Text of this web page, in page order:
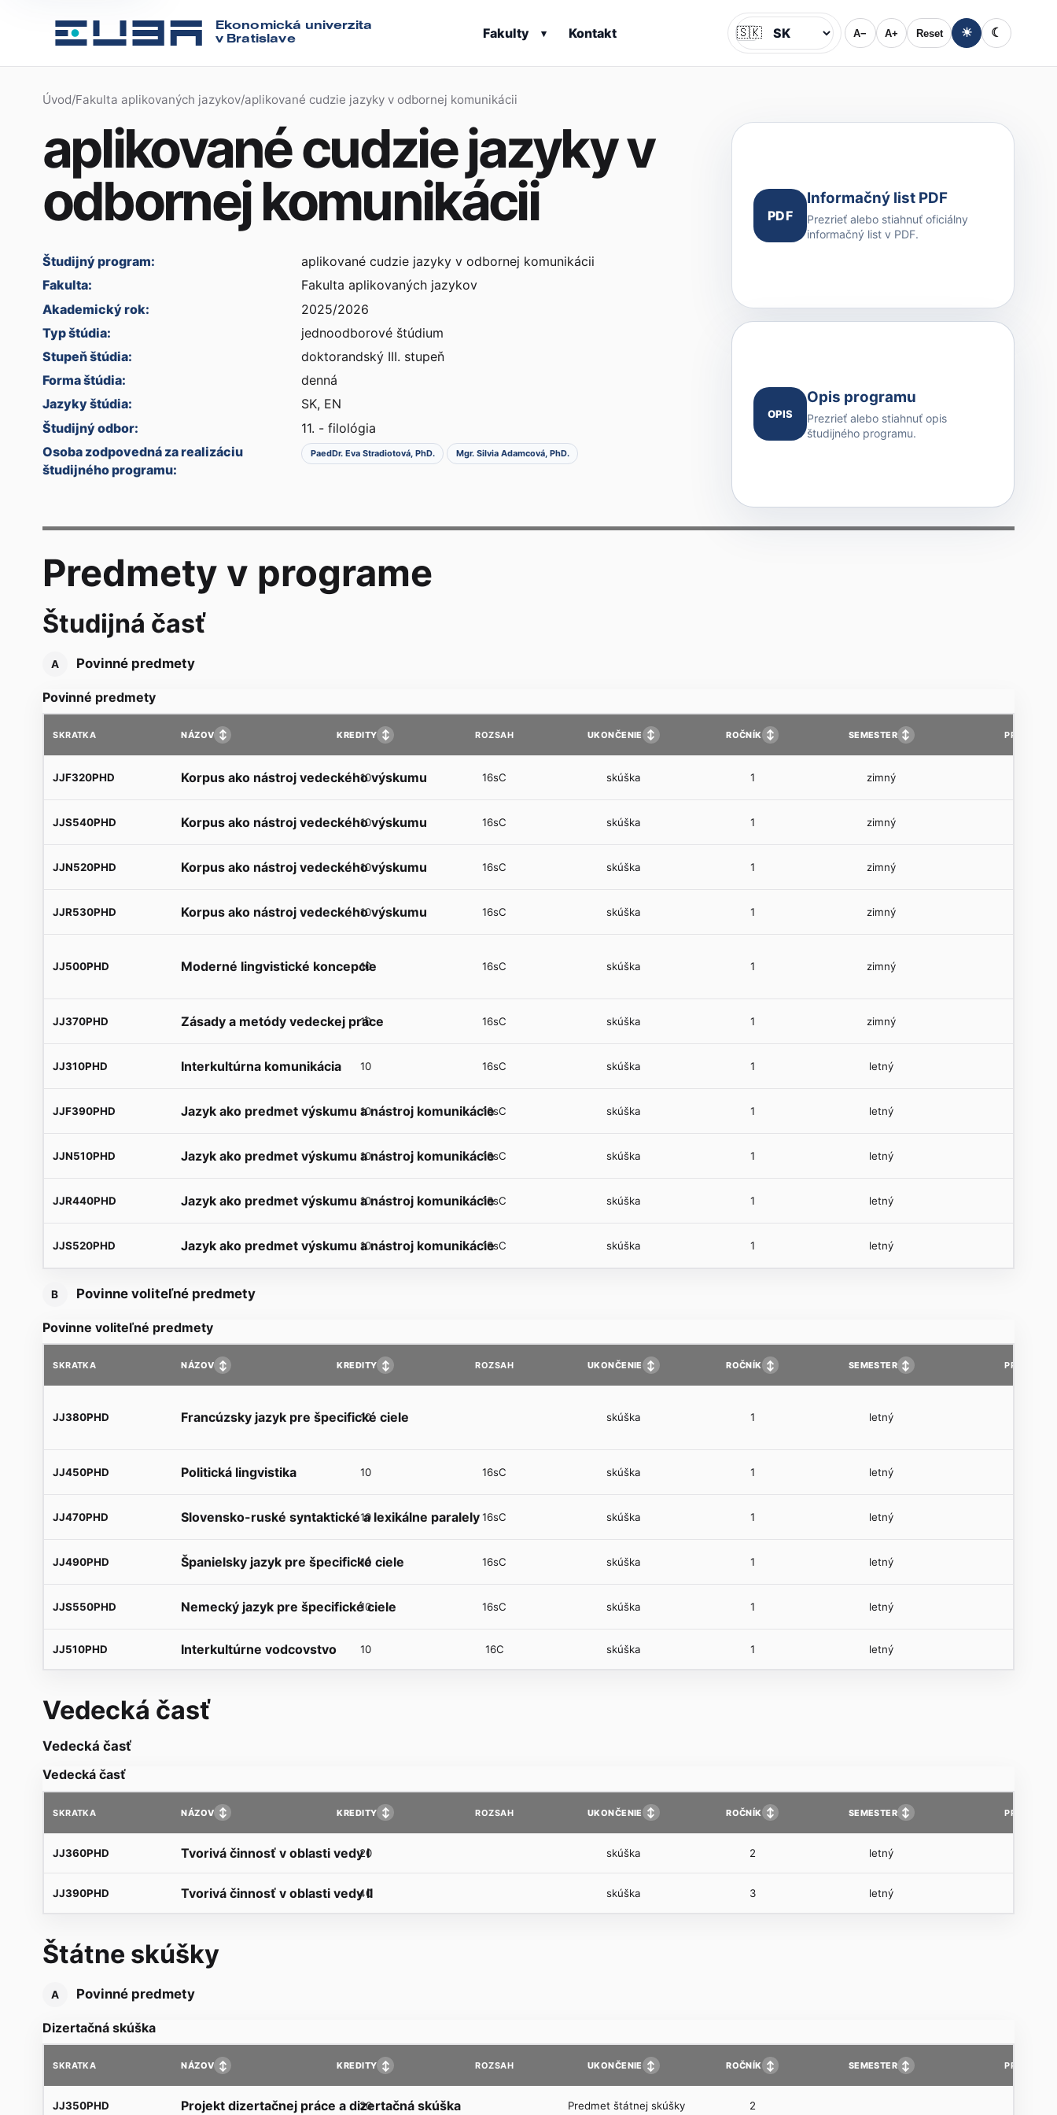
Ekonomická univerzita
v Bratislave
Fakulty ▾ Kontakt Jazyk
🇸🇰 A− A+ Reset ☀ ☾
Úvod/Fakulta aplikovaných jazykov/aplikované cudzie jazyky v odbornej komunikácii
aplikované cudzie jazyky v
odbornej komunikácii
Študijný program:
aplikované cudzie jazyky v odbornej komunikácii
Fakulta:
Fakulta aplikovaných jazykov
Akademický rok:
2025/2026
Typ štúdia:
jednoodborové štúdium
Stupeň štúdia:
doktorandský III. stupeň
Forma štúdia:
denná
Jazyky štúdia:
SK, EN
Študijný odbor:
11. - filológia
Osoba zodpovedná za realizáciu
študijného programu:
PaedDr. Eva Stradiotová, PhD. Mgr. Silvia Adamcová, PhD.
PDF
Informačný list PDF
Prezrieť alebo stiahnuť oficiálny
informačný list v PDF.
OPIS
Opis programu
Prezrieť alebo stiahnuť opis
študijného programu.
Predmety v programe
Študijná časť
A Povinné predmety
Povinné predmety
SKRATKA NÁZOV ↕ KREDITY ↕ ROZSAH UKONČENIE ↕ ROČNÍK ↕ SEMESTER ↕ PP
JJF320PHD Korpus ako nástroj vedeckého výskumu
10 16sC skúška 1 zimný
JJS540PHD Korpus ako nástroj vedeckého výskumu
10 16sC skúška 1 zimný
JJN520PHD Korpus ako nástroj vedeckého výskumu
10 16sC skúška 1 zimný
JJR530PHD Korpus ako nástroj vedeckého výskumu
10 16sC skúška 1 zimný
JJ500PHD Moderné lingvistické koncepcie
10 16sC skúška 1 zimný
JJ370PHD Zásady a metódy vedeckej práce
10 16sC skúška 1 zimný
JJ310PHD Interkultúrna komunikácia 10 16sC skúška 1 letný
JJF390PHD Jazyk ako predmet výskumu a nástroj komunikácie
10 16sC skúška 1 letný
JJN510PHD Jazyk ako predmet výskumu a nástroj komunikácie
10 16sC skúška 1 letný
JJR440PHD Jazyk ako predmet výskumu a nástroj komunikácie
10 16sC skúška 1 letný
JJS520PHD Jazyk ako predmet výskumu a nástroj komunikácie
10 16sC skúška 1 letný
B Povinne voliteľné predmety
Povinne voliteľné predmety
SKRATKA NÁZOV ↕ KREDITY ↕ ROZSAH UKONČENIE ↕ ROČNÍK ↕ SEMESTER ↕ PP
JJ380PHD Francúzsky jazyk pre špecifické ciele
10 skúška 1 letný
JJ450PHD Politická lingvistika 10 16sC skúška 1 letný
JJ470PHD Slovensko-ruské syntaktické a lexikálne paralely
10 16sC skúška 1 letný
JJ490PHD Španielsky jazyk pre špecifické ciele
10 16sC skúška 1 letný
JJS550PHD Nemecký jazyk pre špecifické ciele
10 16sC skúška 1 letný
JJ510PHD Interkultúrne vodcovstvo 10 16C skúška 1 letný
Vedecká časť
Vedecká časť
Vedecká časť
SKRATKA NÁZOV ↕ KREDITY ↕ ROZSAH UKONČENIE ↕ ROČNÍK ↕ SEMESTER ↕ PP
JJ360PHD Tvorivá činnosť v oblasti vedy I
20 skúška 2 letný
JJ390PHD Tvorivá činnosť v oblasti vedy II
40 skúška 3 letný
Štátne skúšky
A Povinné predmety
Dizertačná skúška
SKRATKA NÁZOV ↕ KREDITY ↕ ROZSAH UKONČENIE ↕ ROČNÍK ↕ SEMESTER ↕ PP
JJ350PHD Projekt dizertačnej práce a dizertačná skúška
20 Predmet štátnej skúšky 2